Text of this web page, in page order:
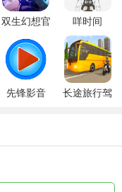
双生幻想官
咩时间
先锋影音
长途旅行驾